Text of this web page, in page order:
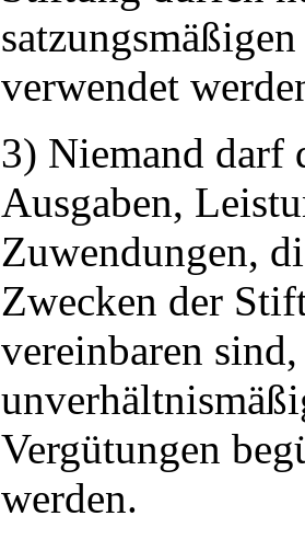
verwendet
3) Niemand darf
Ausgaben,
Zuwendungen,
Zwecken der
vereinbaren
Vergütungen
werden.